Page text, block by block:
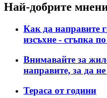
Най-добрите
Как да направите
изсъхне - стъпка
Внимавайте за
направите, за да
Тераса от години